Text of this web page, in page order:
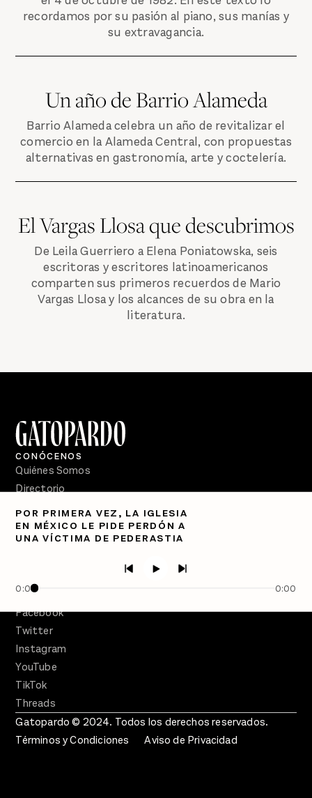
recordamos por su pasión al piano, sus manías y
su extravagancia.
Un año de Barrio Alameda
Barrio Alameda celebra un año de revitalizar el
comercio en la Alameda Central, con propuestas
alternativas en gastronomía, arte y coctelería.
El Vargas Llosa que descubrimos
De Leila Guerriero a Elena Poniatowska, seis
escritoras y escritores latinoamericanos
comparten sus primeros recuerdos de Mario
Vargas Llosa y los alcances de su obra en la
literatura.
POR PRIMERA VEZ, LA IGLESIA
EN MÉXICO LE PIDE PERDÓN A
UNA VÍCTIMA DE PEDERASTIA
0:00 0:00
CONÓCENOS
Quiénes Somos
Directorio
PÓDCASTS
Semanario Gatopardo
Facebook
Twitter
Instagram
YouTube
TikTok
Threads
Gatopardo © 2024. Todos los derechos reservados.
Términos y Condiciones
Aviso de Privacidad